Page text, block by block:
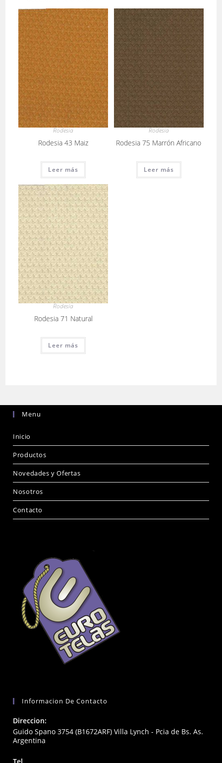
Rodesia
Rodesia 43 Maiz
Leer más
Rodesia
Rodesia 75 Marrón Africano
Leer más
Rodesia
Rodesia 71 Natural
Leer más
Menu
Inicio
Productos
Novedades y Ofertas
Nosotros
Contacto
Informacion De Contacto
Direccion:
Guido Spano 3754 (B1672ARF) Villa Lynch - Pcia de Bs. As.
Argentina